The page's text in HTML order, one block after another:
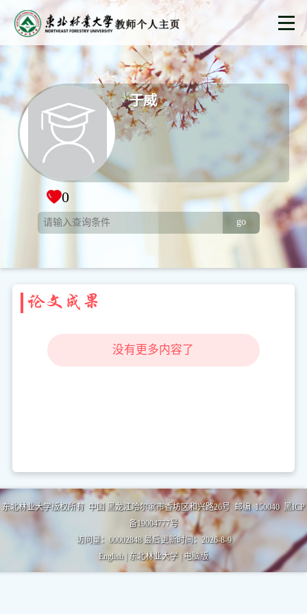
于威
0
go
论文成果
没有更多内容了
东北林业大学版权所有 中国 黑龙江哈尔滨市香坊区和兴路26号 邮编 150040 黑ICP
备19004777号
访问量： 00002848 最后更新时间：2026-8-9
English| 东北林业大学| 电脑版